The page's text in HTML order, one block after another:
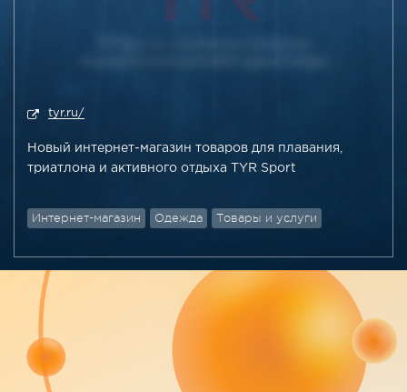
tyr.ru/
Новый интернет-магазин товаров для плавания,
триатлона и активного отдыха TYR Sport
Интернет-магазин Одежда Товары и услуги